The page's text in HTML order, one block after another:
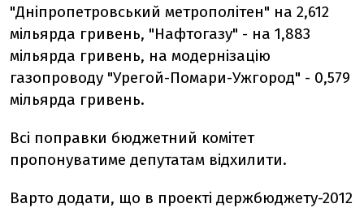
"Дніпропетровський метрополітен" на 2,612
мільярда гривень, "Нафтогазу" - на 1,883
мільярда гривень, на модернізацію
газопроводу "Урегой-Помари-Ужгород" - 0,579
мільярда гривень.
Всі поправки бюджетний комітет
пропонуватиме депутатам відхилити.
Варто додати, що в проекті держбюджету-2012